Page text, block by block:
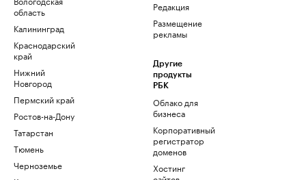
область
Калининград
Краснодарский
край
Нижний
Новгород
Пермский край
Ростов-на-Дону
Татарстан
Тюмень
Черноземье
Редакция
Размещение
рекламы
Другие
продукты
РБК
Облако для
бизнеса
Корпоративный
регистратор
доменов
Хостинг